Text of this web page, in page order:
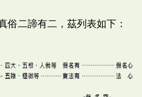
俗二諦有二，茲列表如下：